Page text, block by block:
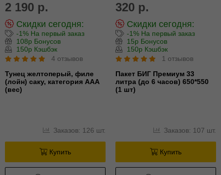
2 190 р.
Скидки сегодня:
-1% На первый заказ
108р Бонусов
150р Кэшбэк
4 отзывов
Тунец желтоперый, филе
(лойн) cаку, категория ААА
(вес)
Заказов: 126 шт.
Купить
320 р.
Скидки сегодня:
-1% На первый заказ
15р Бонусов
150р Кэшбэк
1 отзывов
Пакет БИГ Премиум 33
литра (до 6 часов) 650*550
(1 шт)
Заказов: 107 шт.
Купить